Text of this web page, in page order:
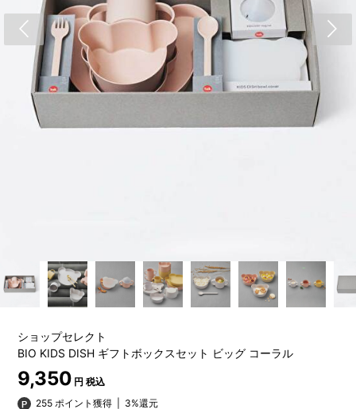
ショップセレクト
BIO KIDS DISH ギフトボックスセット ビッグ コーラル
9,350 円 税込
255 ポイント獲得
3%還元